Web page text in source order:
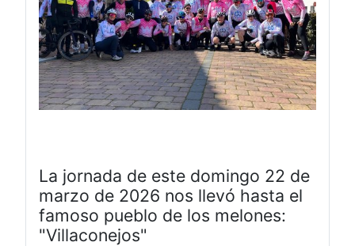
La jornada de este domingo 22 de
marzo de 2026 nos llevó hasta el
famoso pueblo de los melones:
"Villaconejos"